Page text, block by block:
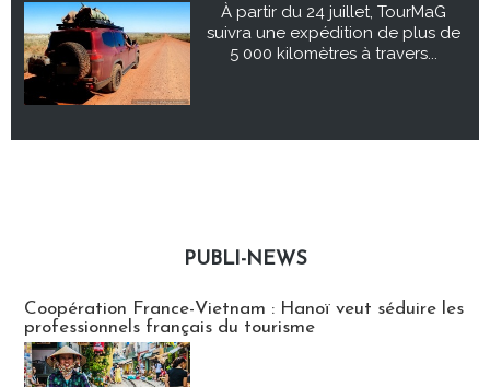
À partir du 24 juillet, TourMaG
suivra une expédition de plus de
5 000 kilomètres à travers...
PUBLI-NEWS
Coopération France-Vietnam : Hanoï veut séduire les
professionnels français du tourisme